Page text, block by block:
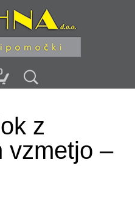
z
vzmetjo –